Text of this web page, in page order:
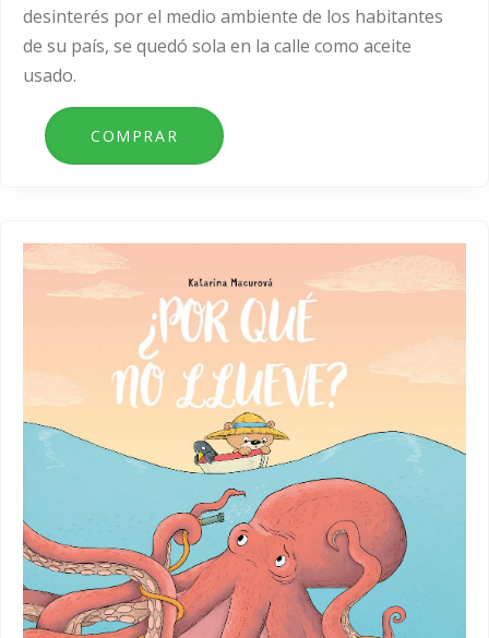
desinterés por el medio ambiente de los habitantes
de su país, se quedó sola en la calle como aceite
usado.